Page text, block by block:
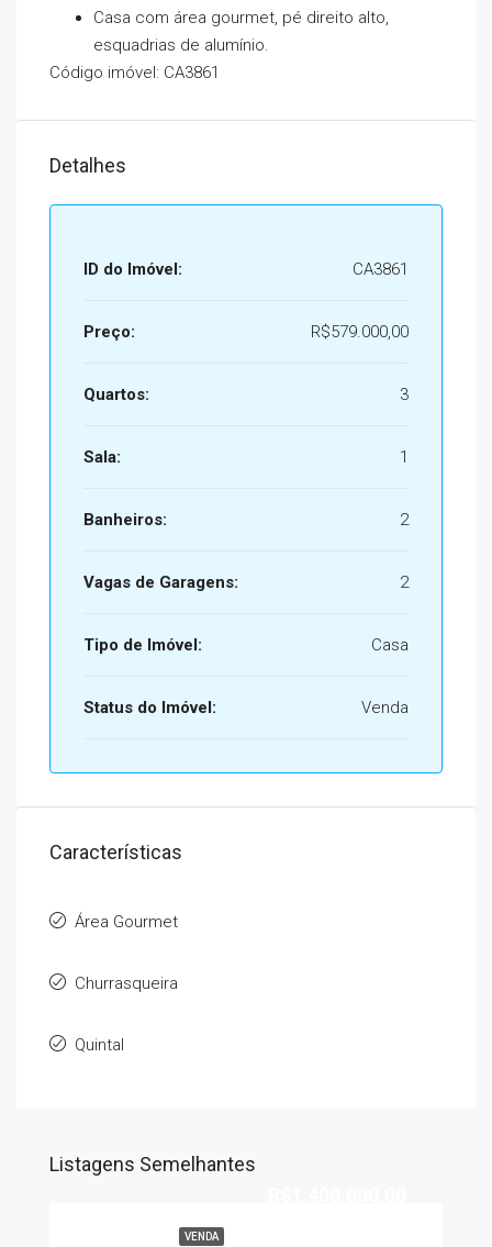
Casa com área gourmet, pé direito alto,
esquadrias de alumínio.
Código imóvel: CA3861
Detalhes
ID do Imóvel: CA3861
Preço: R$579.000,00
Quartos: 3
Sala: 1
Banheiros: 2
Vagas de Garagens: 2
Tipo de Imóvel: Casa
Status do Imóvel: Venda
Características
Área Gourmet
Churrasqueira
Quintal
Listagens Semelhantes
VENDA